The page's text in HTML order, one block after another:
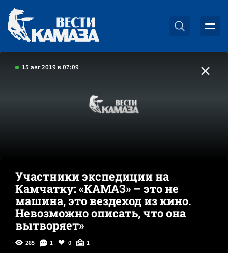
15 авг 2019 в 07:09
Участники экспедиции на
Камчатку: «КАМАЗ» – это не
машина, это вездеход из кино.
Невозможно описать, что она
вытворяет»
285 1 0 1